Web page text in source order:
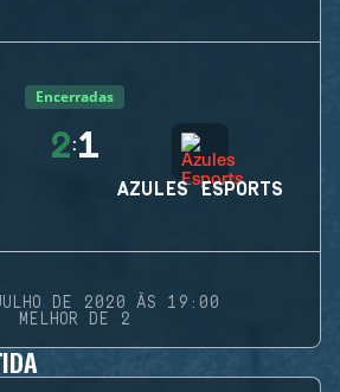
Encerradas
2:1
AZULES ESPORTS
DE 2020 ÀS 19:00
MELHOR DE 2